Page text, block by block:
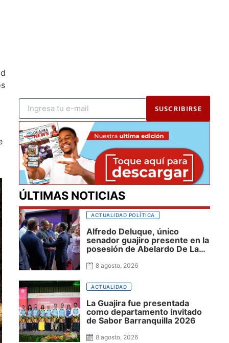
SUSCRIBIRSE
ÚLTIMAS NOTICIAS
ACTUALIDAD POLÍTICA
Alfredo Deluque, único
senador guajiro presente en la
posesión de Abelardo De La
con el nuevo presidente y
Guajira
8 agosto, 2026
ACTUALIDAD
La Guajira fue presentada
como departamento invitado
de Sabor Barranquilla 2026
8 agosto, 2026